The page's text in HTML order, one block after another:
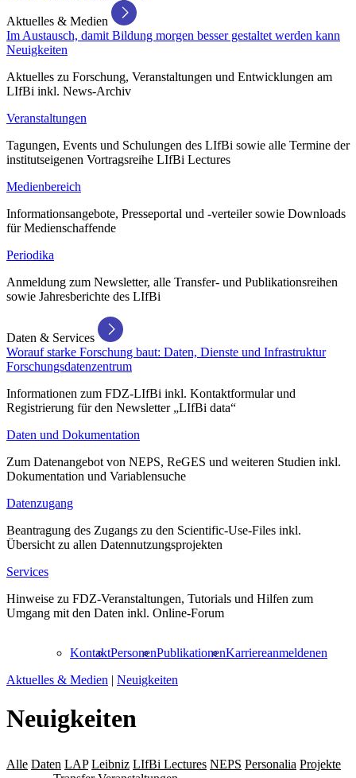
Aktuelles & Medien
Im Austausch, damit Bildung morgen besser gestaltet werden kann
Neuigkeiten
Aktuelles zu Forschung, Veranstaltungen und Entwicklungen am
LIfBi inkl. News-Archiv
Veranstaltungen
Tagungen, Events und Schulungen des LIfBi sowie alle Termine der
institutseigenen Vortragsreihe LIfBi Lectures
Medienbereich
Informationsangebote, Presseportal und -verteiler sowie Downloads
für Medienschaffende
Periodika
Anmeldung zum Newsletter, alle Transfer- und Publikationsreihen
sowie Jahresberichte des LIfBi
Daten & Services
Worauf starke Forschung baut: Daten, Dienste und Infrastruktur
Forschungsdatenzentrum
Informationen zum FDZ-LIfBi inkl. Kontaktformular und
Registrierung für den Newsletter „LIfBi data“
Daten und Dokumentation
Zum Datenangebot von NEPS, ReGES und weiteren Studien inkl.
Dokumentation und Variablensuche
Datenzugang
Beantragung des Zugangs zu den Scientific-Use-Files inkl.
Übersicht zu allen Datennutzungsprojekten
Services
Hinweise zu FDZ-Veranstaltungen, Tutorials und Hilfen zum
Umgang mit den Daten inkl. Online-Forum
KontaktPersonenPublikationenKarriereanmeldenen
Aktuelles & Medien | Neuigkeiten
Neuigkeiten
Alle Daten LAP Leibniz LIfBi Lectures NEPS Personalia Projekte